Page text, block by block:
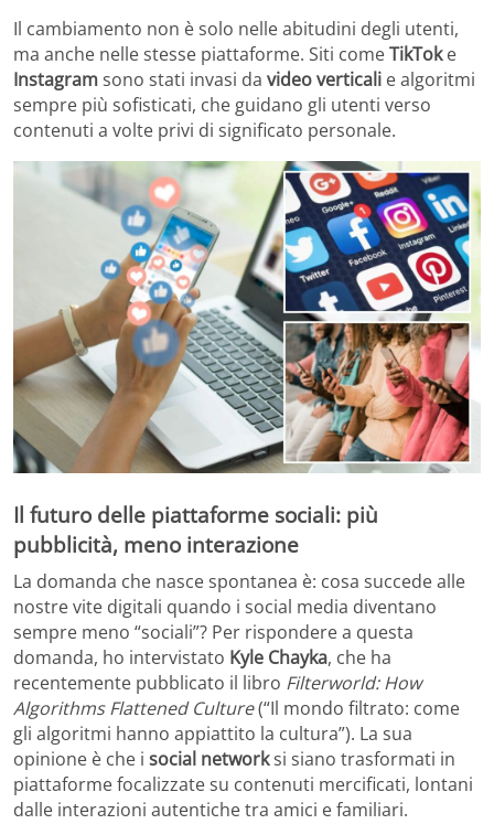
Il cambiamento non è solo nelle abitudini degli utenti,
ma anche nelle stesse piattaforme. Siti comeTikToke
Instagramsono stati invasi da video verticali e algoritmi
sempre più sofisticati, che guidano gli utenti verso
contenuti a volte privi di significato personale.
Il futuro delle piattaforme sociali: più
pubblicità, meno interazione
La domanda che nasce spontanea è: cosa succede alle
nostre vite digitali quando i social media diventano
sempre meno “sociali”? Per rispondere a questa
domanda, ho intervistato Kyle Chayka, che ha
recentemente pubblicato il libro Filterworld: How
Algorithms Flattened Culture(“Il mondo filtrato: come
gli algoritmi hanno appiattito la cultura”). La sua
opinione è che i social networksi siano trasformati in
piattaforme focalizzate su contenuti mercificati, lontani
dalle interazioni autentiche tra amici e familiari.